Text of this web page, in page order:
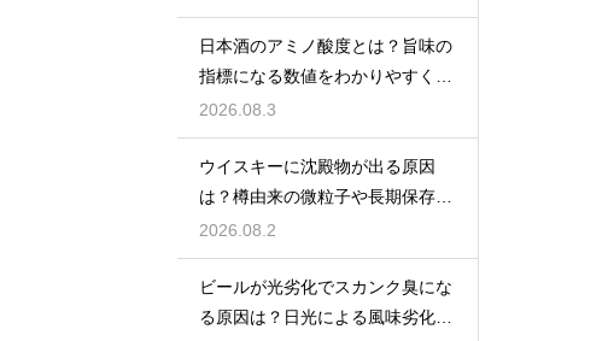
日本酒のアミノ酸度とは？旨味の
指標になる数値をわかりやすく解
説
2026.08.3
ウイスキーに沈殿物が出る原因
は？樽由来の微粒子や長期保存で
成分が析出するため
2026.08.2
ビールが光劣化でスカンク臭にな
る原因は？日光による風味劣化を